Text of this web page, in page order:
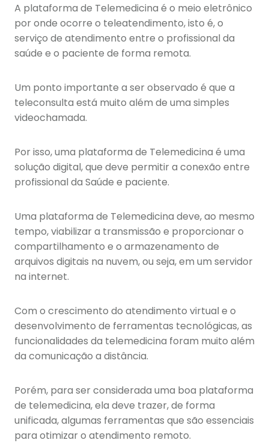
A plataforma de Telemedicina é o meio eletrônico
por onde ocorre o teleatendimento, isto é, o
serviço de atendimento entre o profissional da
saúde e o paciente de forma remota.
Um ponto importante a ser observado é que a
teleconsulta está muito além de uma simples
videochamada.
Por isso, uma plataforma de Telemedicina é uma
solução digital, que deve permitir a conexão entre
profissional da Saúde e paciente.
Uma plataforma de Telemedicina deve, ao mesmo
tempo, viabilizar a transmissão e proporcionar o
compartilhamento e o armazenamento de
arquivos digitais na nuvem, ou seja, em um servidor
na internet.
Com o crescimento do atendimento virtual e o
desenvolvimento de ferramentas tecnológicas, as
funcionalidades da telemedicina foram muito além
da comunicação a distância.
Porém, para ser considerada uma boa plataforma
de telemedicina, ela deve trazer, de forma
unificada, algumas ferramentas que são essenciais
para otimizar o atendimento remoto.